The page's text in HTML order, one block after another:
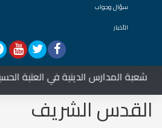
سؤال وجواب
الأخبار
الدينية في العتبة الحسينية
القدس الشريف